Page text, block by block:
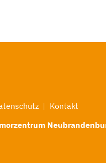
Kontakt